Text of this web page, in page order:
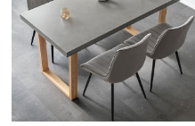
ン
セ
ル
に
長方形テーブル